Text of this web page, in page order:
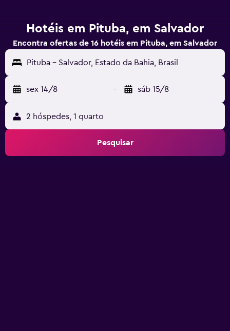
Hotéis em Pituba, em Salvador
Encontra ofertas de 16 hotéis em Pituba, em Salvador
Pituba - Salvador, Estado da Bahia, Brasil
sex 14/8 - sáb 15/8
2 hóspedes, 1 quarto
Pesquisar